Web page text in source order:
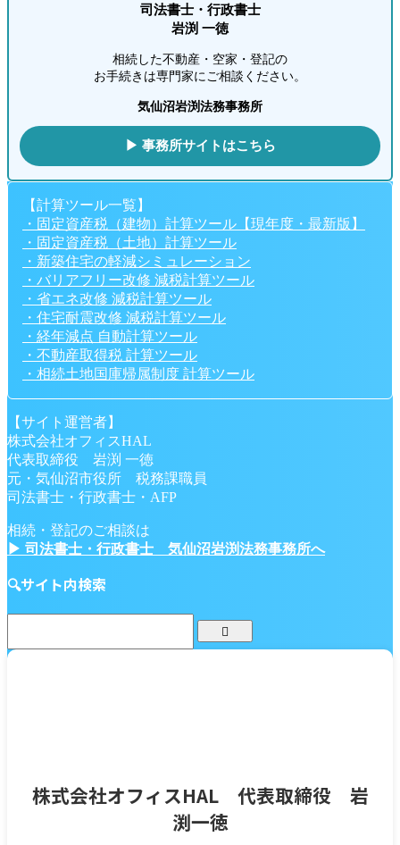
司法書士・行政書士
岩渕 一徳
相続した不動産・空家・登記の
お手続きは専門家にご相談ください。
気仙沼岩渕法務事務所
▶ 事務所サイトはこちら
【計算ツール一覧】
・固定資産税（建物）計算ツール【現年度・最新版】
・固定資産税（土地）計算ツール
・新築住宅の軽減シミュレーション
・バリアフリー改修 減税計算ツール
・省エネ改修 減税計算ツール
・住宅耐震改修 減税計算ツール
・経年減点 自動計算ツール
・不動産取得税 計算ツール
・相続土地国庫帰属制度 計算ツール
【サイト運営者】
株式会社オフィスHAL
代表取締役 岩渕 一徳
元・気仙沼市役所 税務課職員
司法書士・行政書士・AFP
相続・登記のご相談は
▶ 司法書士・行政書士 気仙沼岩渕法務事務所へ
🔍サイト内検索
株式会社オフィスHAL 代表取締役 岩
渕一徳